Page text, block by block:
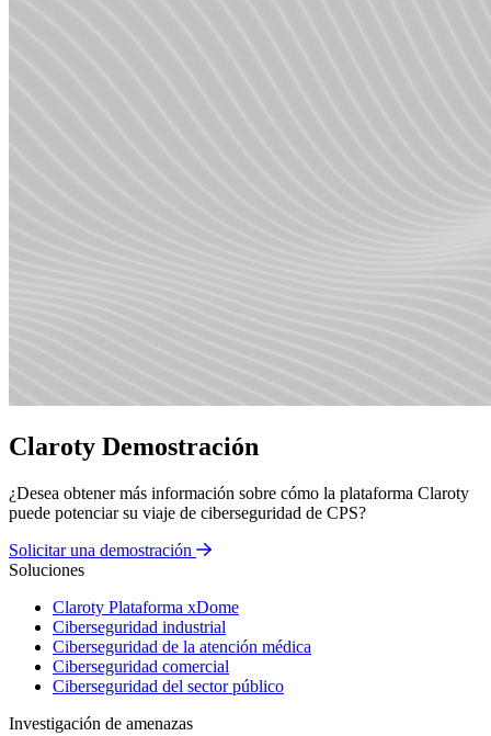
Claroty Demostración
¿Desea obtener más información sobre cómo la plataforma Claroty
puede potenciar su viaje de ciberseguridad de CPS?
Solicitar una demostración
Soluciones
Claroty Plataforma xDome
Ciberseguridad industrial
Ciberseguridad de la atención médica
Ciberseguridad comercial
Ciberseguridad del sector público
Investigación de amenazas